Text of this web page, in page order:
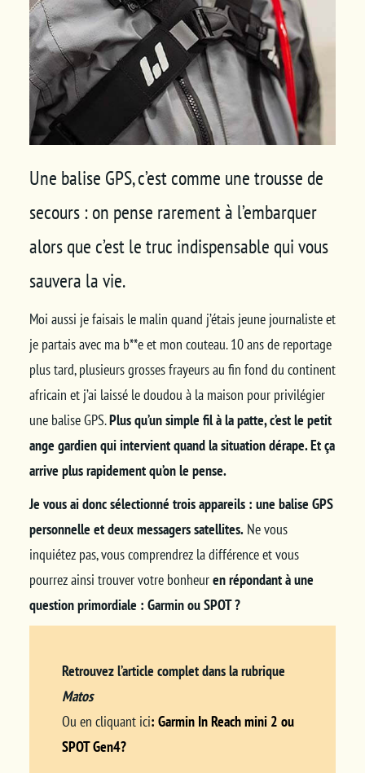
Une balise GPS, c’est comme une trousse de
secours : on pense rarement à l’embarquer
alors que c’est le truc indispensable qui vous
sauvera la vie.
Moi aussi je faisais le malin quand j’étais jeune journaliste et
je partais avec ma b**e et mon couteau. 10 ans de reportage
plus tard, plusieurs grosses frayeurs au fin fond du continent
africain et j’ai laissé le doudou à la maison pour privilégier
une balise GPS.Plus qu’un simple fil à la patte, c’est le petit
ange gardien qui intervient quand la situation dérape. Et ça
arrive plus rapidement qu’on le pense.
Je vous ai donc sélectionné trois appareils : une balise GPS
personnelle et deux messagers satellites.Ne vous
inquiétez pas, vous comprendrez la différence et vous
pourrez ainsi trouver votre bonheuren répondant à une
question primordiale : Garmin ou SPOT ?
Retrouvez l’article complet dans la rubrique
Matos
Ou en cliquant ici: Garmin In Reach mini 2 ou
SPOT Gen4?